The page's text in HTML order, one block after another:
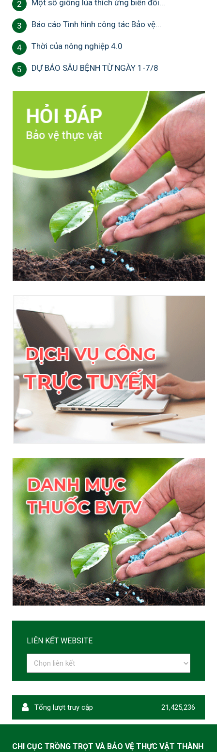
2 Một số giống lúa thích ứng biến đổi...
3 Báo cáo Tình hình công tác Bảo vệ...
4 Thời của nông nghiệp 4.0
5 DỰ BÁO SÂU BỆNH TỪ NGÀY 1-7/8
LIÊN KẾT WEBSITE
Tổng lượt truy cập 21,425,236
CHI CỤC TRỒNG TRỌT VÀ BẢO VỆ THỰC VẬT THÀNH